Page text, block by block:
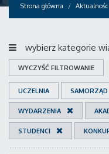
Strona główna Aktualności
wybierz kategorie
WYCZYŚĆ FILTROWANIE
UCZELNIA SAMORZĄD
WYDARZENIA
STUDENCI